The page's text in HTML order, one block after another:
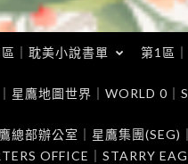
｜耽美小說書單 第1區
星鷹地圖世界｜WORLD 0
總部辦公室｜星鷹集團
OFFICE｜STARRY